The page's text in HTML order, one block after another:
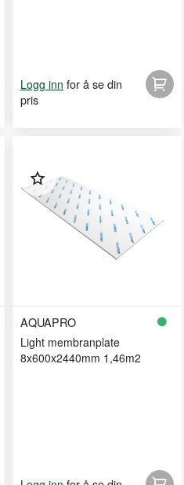
Logg inn for å se din
pris
AQUAPRO
Light membranplate
8x600x2440mm 1,46m2